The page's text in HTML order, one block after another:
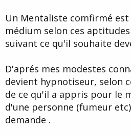
Un Mentaliste comfirmé
médium selon ces
suivant ce qu'il souhaite
D'aprés mes modestes
devient hypnotiseur, selon
de ce qu'il a appris pour le
d'une personne (fumeur
demande .